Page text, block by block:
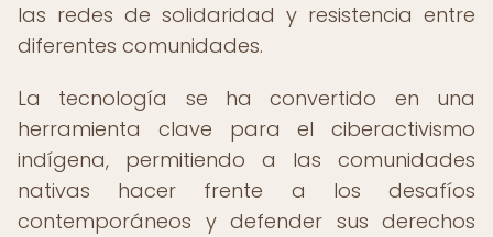
las redes de solidaridad y resistencia entre
diferentes comunidades.
La tecnología se ha convertido en una
herramienta clave para el ciberactivismo
indígena, permitiendo a las comunidades
nativas hacer frente a los desafíos
contemporáneos y defender sus derechos